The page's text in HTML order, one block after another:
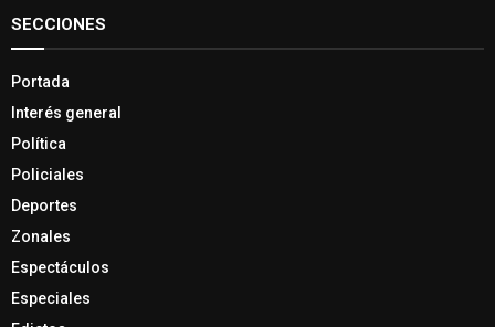
SECCIONES
Portada
Interés general
Política
Policiales
Deportes
Zonales
Espectáculos
Especiales